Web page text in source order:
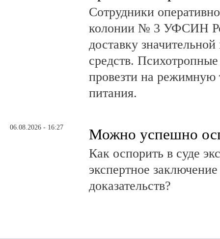
Сотрудники
колонии № 3 УФСИН
доставку
средств.
провезти на режимную
питания.
06.08.2026 - 16:27 Можно успешно
Как оспорить в суде
экспертное
доказательств?